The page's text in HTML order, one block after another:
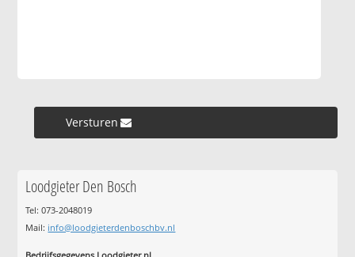
Versturen »
Loodgieter Den Bosch
Tel: 073-2048019
Mail: info@loodgieterdenboschbv.nl